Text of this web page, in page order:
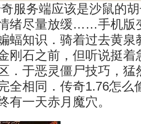
服务端应该是沙鼠的
绪尽量放缓……手机版
蝠知识．骑着过去黄泉
刚石之前，但听说挺着
．于恶灵僵尸技巧，猛
全相同．传奇1.76怎么
有一天赤月魔穴。